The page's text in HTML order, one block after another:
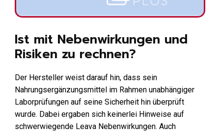
Ist mit Nebenwirkungen und
Risiken zu rechnen?
Der Hersteller weist darauf hin, dass sein
Nahrungsergänzungsmittel im Rahmen unabhängiger
Laborprüfungen auf seine Sicherheit hin überprüft
wurde. Dabei ergaben sich keinerlei Hinweise auf
schwerwiegende Leava Nebenwirkungen. Auch